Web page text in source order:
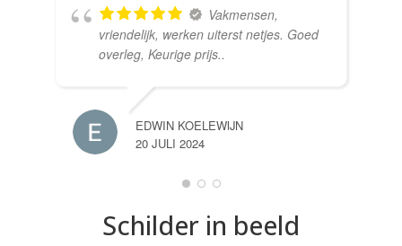
Vakmensen,
vriendelijk, werken uiterst netjes. Goed
overleg, Keurige prijs..
EDWIN KOELEWIJN
20 JULI 2024
Schilder in beeld